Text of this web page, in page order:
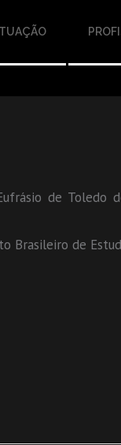
de Toledo
Brasileiro de